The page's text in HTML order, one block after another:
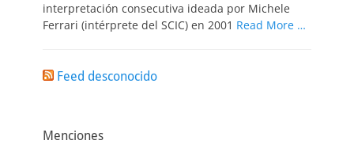
interpretación consecutiva ideada por Michele
Ferrari (intérprete del SCIC) en 2001 Read More …
Feed desconocido
Menciones